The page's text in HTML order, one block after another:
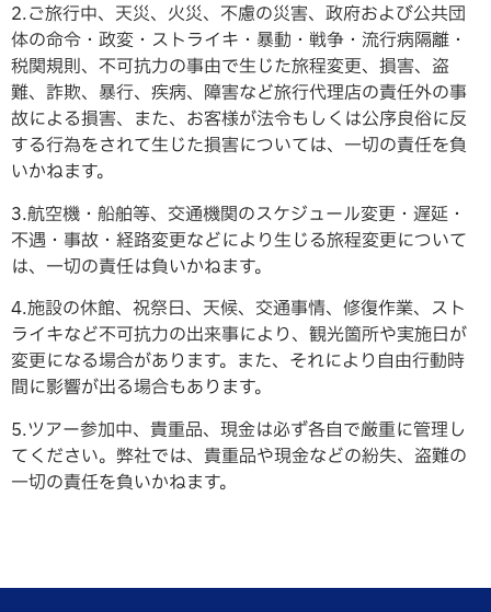
2.ご旅行中、天災、火災、不慮の災害、政府および公共団
体の命令・政変・ストライキ・暴動・戦争・流行病隔離・
税関規則、不可抗力の事由で生じた旅程変更、損害、盗
難、詐欺、暴行、疾病、障害など旅行代理店の責任外の事
故による損害、また、お客様が法令もしくは公序良俗に反
する行為をされて生じた損害については、一切の責任を負
いかねます。
3.航空機・船舶等、交通機関のスケジュール変更・遅延・
不遇・事故・経路変更などにより生じる旅程変更について
は、一切の責任は負いかねます。
4.施設の休館、祝祭日、天候、交通事情、修復作業、スト
ライキなど不可抗力の出来事により、観光箇所や実施日が
変更になる場合があります。また、それにより自由行動時
間に影響が出る場合もあります。
5.ツアー参加中、貴重品、現金は必ず各自で厳重に管理し
てください。弊社では、貴重品や現金などの紛失、盗難の
一切の責任を負いかねます。